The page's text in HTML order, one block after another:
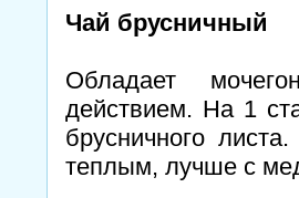
Чай брусничный
Обладает
действием. На 1
брусничного
теплым, лучше с